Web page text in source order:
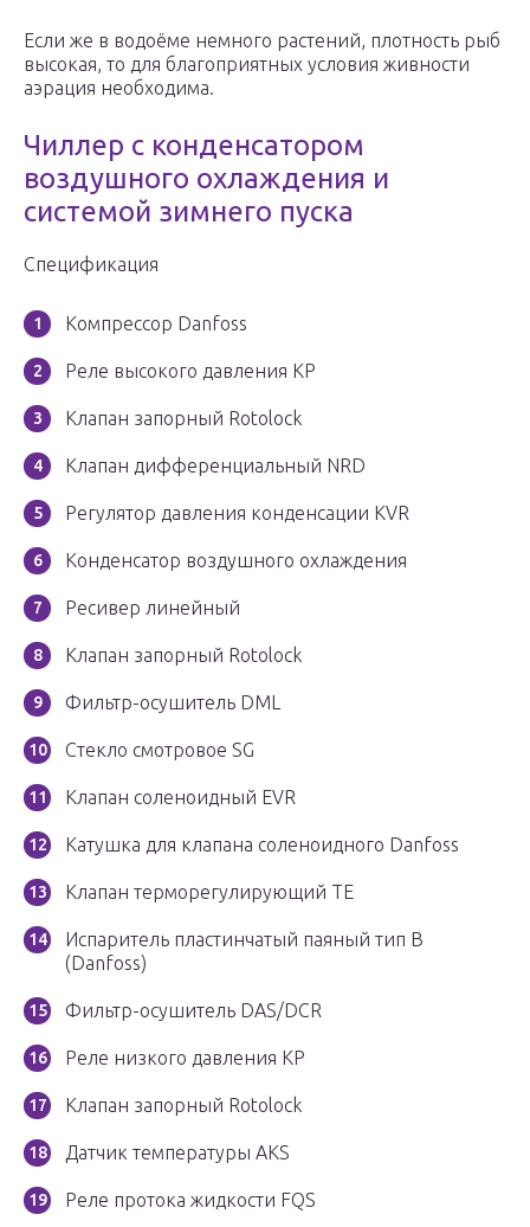
Если же в водоёме немного растений, плотность рыб
высокая, то для благоприятных условия живности
аэрация необходима.
Чиллер с конденсатором
воздушного охлаждения и
системой зимнего пуска
Спецификация
Компрессор Danfoss
Реле высокого давления КР
Клапан запорный Rotolock
Клапан дифференциальный NRD
Регулятор давления конденсации KVR
Конденсатор воздушного охлаждения
Ресивер линейный
Клапан запорный Rotolock
Фильтр-осушитель DML
Стекло смотровое SG
Клапан соленоидный EVR
Катушка для клапана соленоидного Danfoss
Клапан терморегулирующий ТЕ
Испаритель пластинчатый паяный тип В
(Danfoss)
Фильтр-осушитель DAS/DCR
Реле низкого давления КР
Клапан запорный Rotolock
Датчик температуры AKS
Реле протока жидкости FQS